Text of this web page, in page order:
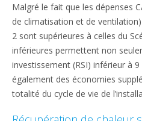
Malgré le fait que les dépenses
de climatisation et de
2 sont supérieures à celles du
inférieures permettent non
investissement (RSI) inférieur à
également des économies
totalité du cycle de vie de